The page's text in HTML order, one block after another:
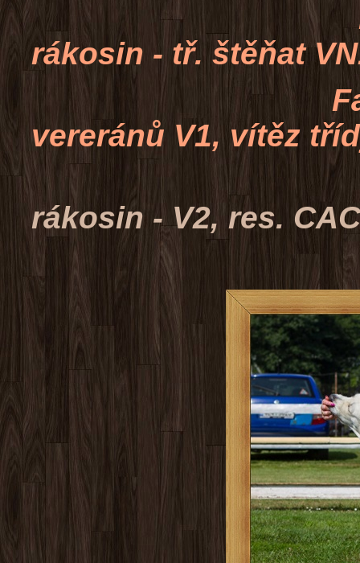
Homer z
rákosin - tř. štěňat
Fabio
vereránů V1, vítěz
Faith z
rákosin - V2, res. CAC